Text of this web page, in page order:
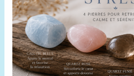
générosité,
besoin
de
reconnaissance
ou
oubli